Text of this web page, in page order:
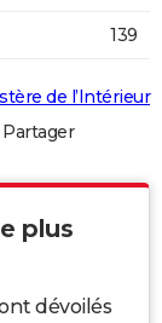
139
de l’Intérieur
Partager
plus
dévoilés